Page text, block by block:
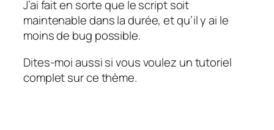
J’ai fait en sorte que le script soit
maintenable dans la durée, et qu’il y ai le
moins de bug possible.
Dites-moi aussi si vous voulez un tutoriel
complet sur ce thème.